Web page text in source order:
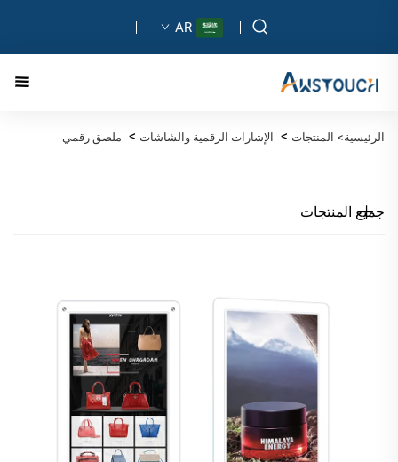
AR
الرئيسية> المنتجات > الإشارات الرقمية والشاشات > ملصق رقمي
جميع المنتجات